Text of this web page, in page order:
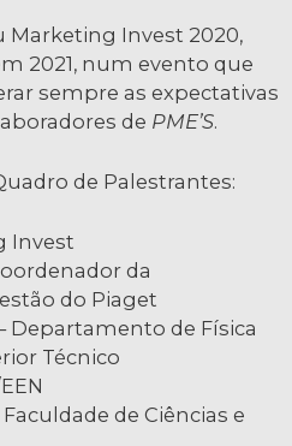
Marketing Invest 2020,
2021, num evento que
sempre as expectativas
de PME’S.
de Palestrantes:
Invest
da
do Piaget
Departamento de Física
Técnico
de Ciências e